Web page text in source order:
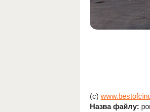
(c)
Назва файлу: